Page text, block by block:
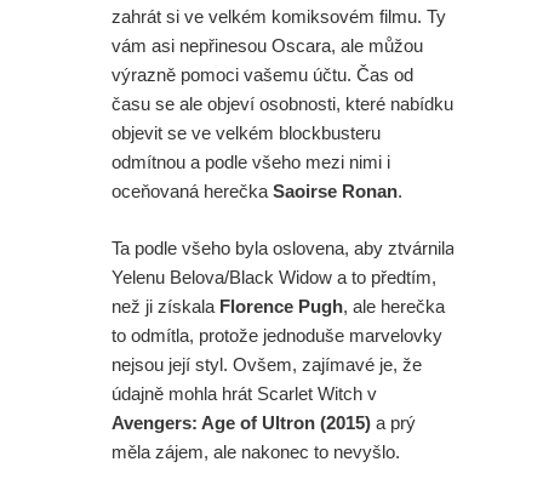
zahrát si ve velkém komiksovém filmu. Ty
vám asi nepřinesou Oscara, ale můžou
výrazně pomoci vašemu účtu. Čas od
času se ale objeví osobnosti, které nabídku
objevit se ve velkém blockbusteru
odmítnou a podle všeho mezi nimi i
oceňovaná herečkaSaoirse Ronan.
Ta podle všeho byla oslovena, aby ztvárnila
Yelenu Belova/Black Widow a to předtím,
než ji získala Florence Pugh, ale herečka
to odmítla, protože jednoduše marvelovky
nejsou její styl. Ovšem, zajímavé je, že
údajně mohla hrát Scarlet Witch v
Avengers: Age of Ultron (2015) a prý
měla zájem, ale nakonec to nevyšlo.